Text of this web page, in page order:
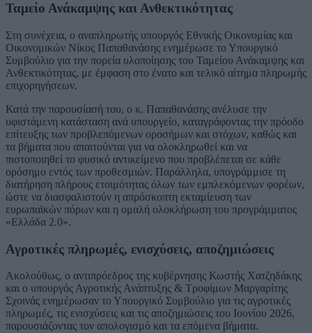
Ταμείο Ανάκαμψης και Ανθεκτικότητας
Στη συνέχεια, ο αναπληρωτής υπουργός Εθνικής Οικονομίας και
Οικονομικών Νίκος Παπαθανάσης ενημέρωσε το Υπουργικό
Συμβούλιο για την πορεία υλοποίησης του Ταμείου Ανάκαμψης και
Ανθεκτικότητας, με έμφαση στο ένατο και τελικό αίτημα πληρωμής
επιχορηγήσεων.
Κατά την παρουσίασή του, ο κ. Παπαθανάσης ανέλυσε την
υφιστάμενη κατάσταση ανά υπουργείο, καταγράφοντας την πρόοδο
επίτευξης των προβλεπόμενων οροσήμων και στόχων, καθώς και
τα βήματα που απαιτούνται για να ολοκληρωθεί και να
πιστοποιηθεί το φυσικό αντικείμενο που προβλέπεται σε κάθε
ορόσημο εντός των προθεσμιών. Παράλληλα, υπογράμμισε τη
διατήρηση πλήρους ετοιμότητας όλων των εμπλεκόμενων φορέων,
ώστε να διασφαλιστούν η απρόσκοπτη εκταμίευση των
ευρωπαϊκών πόρων και η ομαλή ολοκλήρωση του προγράμματος
«Ελλάδα 2.0».
Αγροτικές πληρωμές, ενισχύσεις, αποζημιώσεις
Ακολούθως, ο αντιπρόεδρος της κυβέρνησης Κωστής Χατζηδάκης
και ο υπουργός Αγροτικής Ανάπτυξης & Τροφίμων Μαργαρίτης
Σχοινάς ενημέρωσαν το Υπουργικό Συμβούλιο για τις αγροτικές
πληρωμές, τις ενισχύσεις και τις αποζημιώσεις του Ιουνίου 2026,
παρουσιάζοντας τον απολογισμό και τα επόμενα βήματα.